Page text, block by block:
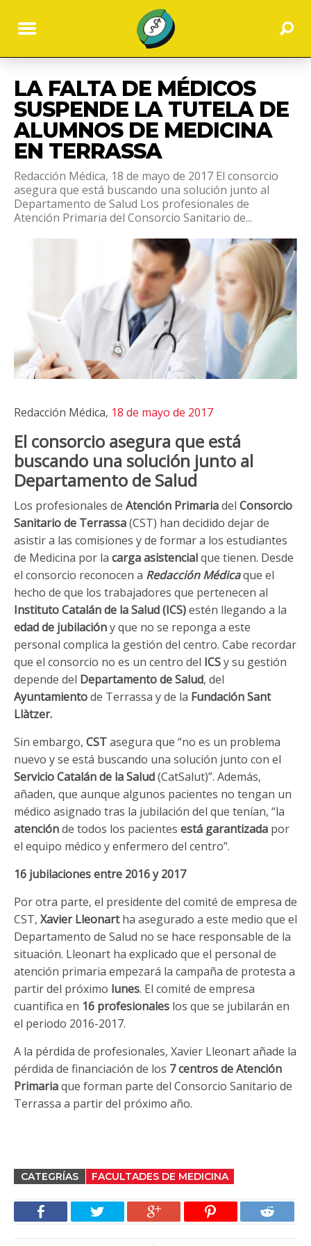
LA FALTA DE MÉDICOS
SUSPENDE LA TUTELA DE
ALUMNOS DE MEDICINA
EN TERRASSA
Redacción Médica, 18 de mayo de 2017 El consorcio
asegura que está buscando una solución junto al
Departamento de Salud Los profesionales de
Atención Primaria del Consorcio Sanitario de...
Redacción Médica, 18 de mayo de 2017
El consorcio asegura que está
buscando una solución junto al
Departamento de Salud
Los profesionales de Atención Primariadel Consorcio
Sanitario de Terrassa(CST) han decidido dejar de
asistir a las comisiones y de formar a los estudiantes
de Medicina por la carga asistencialque tienen. Desde
el consorcio reconocen a Redacción Médicaque el
hecho de que los trabajadores que pertenecen al
Instituto Catalán de la Salud (ICS)estén llegando a la
edad de jubilacióny que no se reponga a este
personal complica la gestión del centro. Cabe recordar
que el consorcio no es un centro del ICSy su gestión
depende del Departamento de Salud, del
Ayuntamientode Terrassa y de la Fundación Sant
Llàtzer.
Sin embargo, CSTasegura que “no es un problema
nuevo y se está buscando una solución junto con el
Servicio Catalán de la Salud(CatSalut)”. Además,
añaden, que aunque algunos pacientes no tengan un
médico asignado tras la jubilación del que tenían, “la
atenciónde todos los pacientes está garantizada por
el equipo médico y enfermero del centro”.
16 jubilaciones entre 2016 y 2017
Por otra parte, el presidente del comité de empresa de
CST, Xavier Lleonartha asegurado a este medio que el
Departamento de Salud no se hace responsable de la
situación. Lleonart ha explicado que el personal de
atención primaria empezará la campaña de protesta a
partir del próximo lunes. El comité de empresa
cuantifica en 16 profesionales los que se jubilarán en
el periodo 2016-2017.
A la pérdida de profesionales, Xavier Lleonart añade la
pérdida de financiación de los 7 centros de Atención
Primariaque forman parte del Consorcio Sanitario de
Terrassa a partir del próximo año.
CATEGRÍAS FACULTADES DE MEDICINA